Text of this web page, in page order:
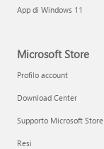
App di Windows 11
Microsoft Store
Profilo account
Download Center
Supporto Microsoft Store
Resi